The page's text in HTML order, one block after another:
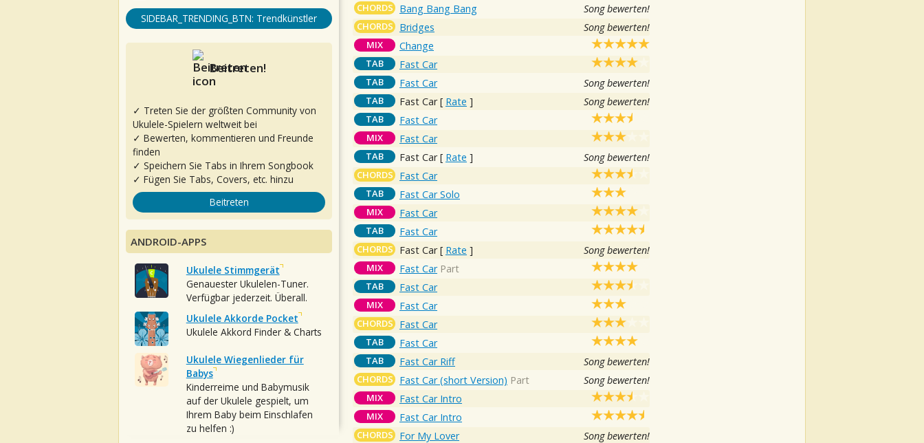
CHORDS Bang Bang Bang Song bewerten!
CHORDS Bridges Song bewerten!
MIX Change
TAB Fast Car
TAB Fast Car Song bewerten!
TAB Fast Car[ Rate ] Song bewerten!
TAB Fast Car
MIX Fast Car
TAB Fast Car[ Rate ] Song bewerten!
CHORDS Fast Car
TAB Fast Car Solo
MIX Fast Car
TAB Fast Car
CHORDS Fast Car[ Rate ] Song bewerten!
MIX Fast Car Part
TAB Fast Car
MIX Fast Car
CHORDS Fast Car
TAB Fast Car
TAB Fast Car Riff Song bewerten!
CHORDS Fast Car (short Version) Part Song bewerten!
MIX Fast Car Intro
MIX Fast Car Intro
CHORDS For My Lover Song bewerten!
SIDEBAR_TRENDING_BTN: Trendkünstler
Beitreten!
✓ Treten Sie der größten Community von
Ukulele-Spielern weltweit bei
✓ Bewerten, kommentieren und Freunde
finden
✓ Speichern Sie Tabs in Ihrem Songbook
✓ Fügen Sie Tabs, Covers, etc. hinzu
Beitreten
ANDROID-APPS
Ukulele Stimmgerät
Genauester Ukulelen-Tuner.
Verfügbar jederzeit. Überall.
Ukulele Akkorde Pocket
Ukulele Akkord Finder & Charts
Ukulele Wiegenlieder für
Babys
Kinderreime und Babymusik
auf der Ukulele gespielt, um
Ihrem Baby beim Einschlafen
zu helfen :)